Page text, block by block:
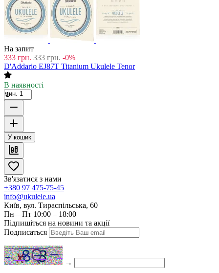
На запит
333 грн. 333 грн. -0%
D'Addario EJ87T Titanium Ukulele Tenor
В наявності
мин. 1
У кошик
Зв'язатися з нами
+380 97 475-75-45
info@ukulele.ua
Київ, вул. Тираспільська, 60
Пн—Пт 10:00 – 18:00
Підпишіться на новини та акції
Подписаться
→